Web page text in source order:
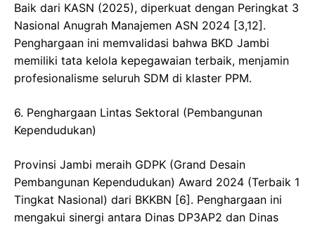
Baik dari KASN (2025), diperkuat dengan Peringkat 3
Nasional Anugrah Manajemen ASN 2024 [3,12].
Penghargaan ini memvalidasi bahwa BKD Jambi
memiliki tata kelola kepegawaian terbaik, menjamin
profesionalisme seluruh SDM di klaster PPM.
​6. Penghargaan Lintas Sektoral (Pembangunan
Kependudukan)
​Provinsi Jambi meraih GDPK (Grand Desain
Pembangunan Kependudukan) Award 2024 (Terbaik 1
Tingkat Nasional) dari BKKBN [6]. Penghargaan ini
mengakui sinergi antara Dinas DP3AP2 dan Dinas